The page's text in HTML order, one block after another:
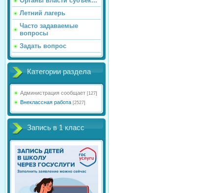
Летний лагерь
Часто задаваемые
вопросы
Задать вопрос
Категории раздела
Администрация сообщает [127]
Внеклассная работа [2527]
Запись в 1 класс